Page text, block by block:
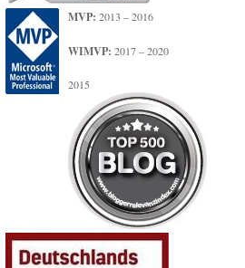
MVP: 2013 – 2016
WIMVP: 2017 – 2020
2015